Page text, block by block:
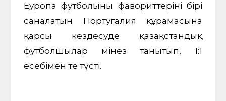
Еуропа футболының фавориттерінің бірі
саналатын Португалия құрамасына
қарсы кездесуде қазақстандық
футболшылар мінез танытып, 1:1
есебімен тең түсті.